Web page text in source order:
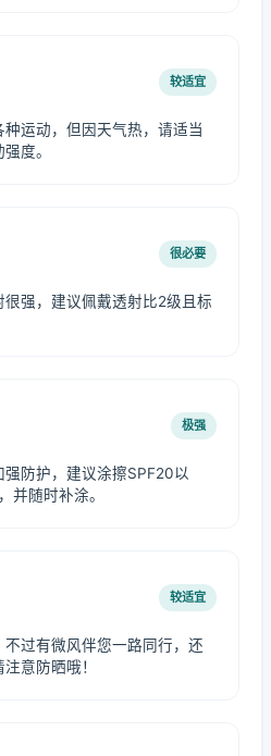
较适宜
运动，但因天气热，请适当
度。
很必要
强，建议佩戴透射比2级且标
极强
防护，建议涂擦SPF20以
并随时补涂。
较适宜
过有微风伴您一路同行，还
意防晒哦！